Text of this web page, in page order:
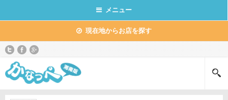
メニュー
現在地からお店を探す